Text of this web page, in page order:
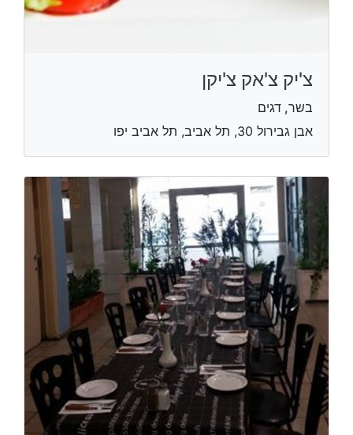
צ'יק צ'אק צ'יקן
בשר, דגים
אבן גבירול 30, תל אביב, תל אביב יפו